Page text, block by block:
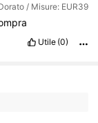
/ Misure: EUR39
Utile (0)